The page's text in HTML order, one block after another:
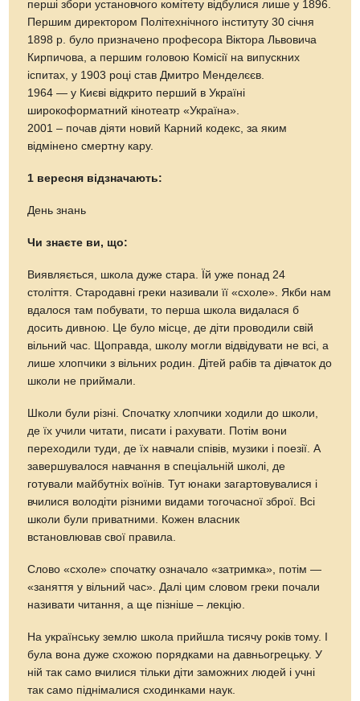
перші збори установчого комітету відбулися лише у 1896.
Першим директором Політехнічного інституту 30 січня
1898 р. було призначено професора Віктора Львовича
Кирпичова, а першим головою Комісії на випускних
іспитах, у 1903 році став Дмитро Менделєєв.
1964 — у Києві відкрито перший в Україні
широкоформатний кінотеатр «Україна».
2001 – почав діяти новий Карний кодекс, за яким
відмінено смертну кару.
1 вересня відзначають:
День знань
Чи знаєте ви, що:
Виявляється, школа дуже стара. Їй уже понад 24
століття. Стародавні греки називали її «схоле». Якби нам
вдалося там побувати, то перша школа видалася б
досить дивною. Це було місце, де діти проводили свій
вільний час. Щоправда, школу могли відвідувати не всі, а
лише хлопчики з вільних родин. Дітей рабів та дівчаток до
школи не приймали.
Школи були різні. Спочатку хлопчики ходили до школи,
де їх учили читати, писати і рахувати. Потім вони
переходили туди, де їх навчали співів, музики і поезії. А
завершувалося навчання в спеціальній школі, де
готували майбутніх воїнів. Тут юнаки загартовувалися і
вчилися володіти різними видами тогочасної зброї. Всі
школи були приватними. Кожен власник
встановлював свої правила.
Слово «схоле» спочатку означало «затримка», потім —
«заняття у вільний час». Далі цим словом греки почали
називати читання, а ще пізніше – лекцію.
На українську землю школа прийшла тисячу років тому. І
була вона дуже схожою порядками на давньогрецьку. У
ній так само вчилися тільки діти заможних людей і учні
так само піднімалися сходинками наук.